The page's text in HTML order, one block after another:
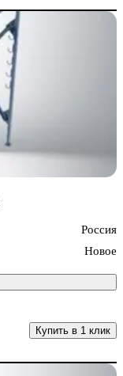
Россия
Новое
Купить в 1 клик